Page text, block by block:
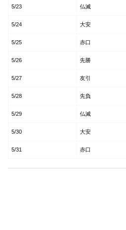
5/23 仏滅
5/24 大安
5/25 赤口
5/26 先勝
5/27 友引
5/28 先負
5/29 仏滅
5/30 大安
5/31 赤口